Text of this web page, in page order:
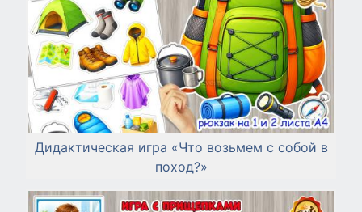
Дидактическая игра «Что возьмем с собой в
поход?»